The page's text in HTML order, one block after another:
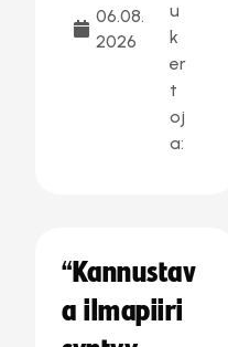
06.08.
2026
u
k
er
t
oj
a:
“Kannustav
a ilmapiiri